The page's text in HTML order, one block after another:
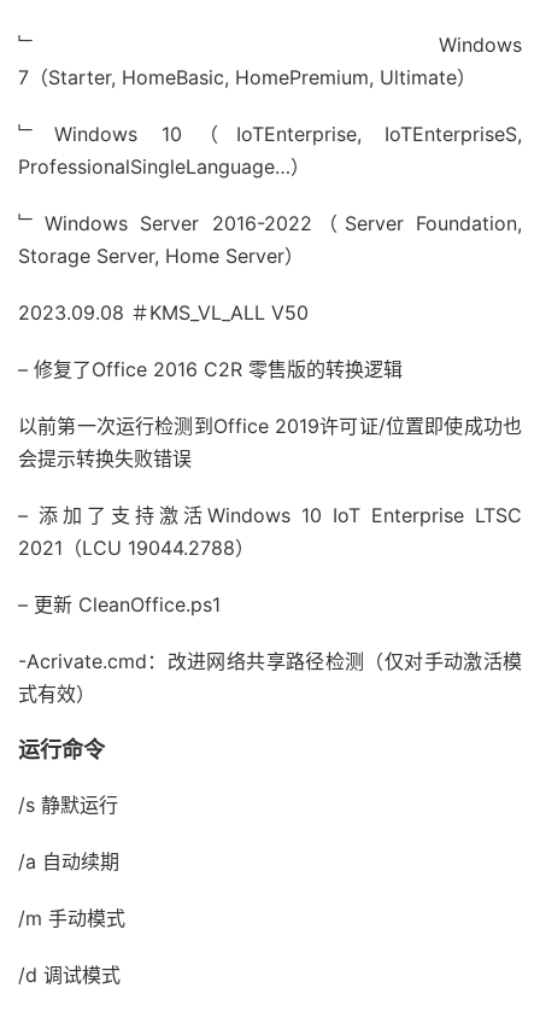
﹂Windows
7（Starter, HomeBasic, HomePremium, Ultimate）
﹂Windows 10（IoTEnterprise, IoTEnterpriseS,
ProfessionalSingleLanguage…）
﹂Windows Server 2016-2022（Server Foundation,
Storage Server, Home Server）
2023.09.08 ＃KMS_VL_ALL V50
– 修复了Office 2016 C2R 零售版的转换逻辑
以前第一次运行检测到Office 2019许可证/位置即使成功也
会提示转换失败错误
– 添加了支持激活Windows 10 IoT Enterprise LTSC
2021（LCU 19044.2788）
– 更新 CleanOffice.ps1
-Acrivate.cmd：改进网络共享路径检测（仅对手动激活模
式有效）
运行命令
/s 静默运行
/a 自动续期
/m 手动模式
/d 调试模式